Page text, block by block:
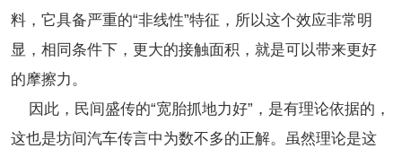
料，它具备严重的“非线性”特征，所以这个效应非常明
显，相同条件下，更大的接触面积，就是可以带来更好
的摩擦力。
因此，民间盛传的“宽胎抓地力好”，是有理论依据的，
这也是坊间汽车传言中为数不多的正解。虽然理论是这